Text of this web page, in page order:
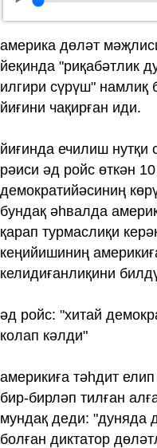
америка дөләт
йеқинда "риқабәтлик
илгири сүрүш" намлиқ
йиғини чақирған иди.
йиғинда ечилиш нутқи
рәиси әд ройс өткән
демократийәсиниң
бундақ әһвалда
қарап турмаслиқи
кеңийишиниң
келидиғанлиқини
әд ройс: "хитай
колап кәлди"
америкиға тәһдит
бир-бирләп тилған
мундақ деди: "дуняда
болған диктатор